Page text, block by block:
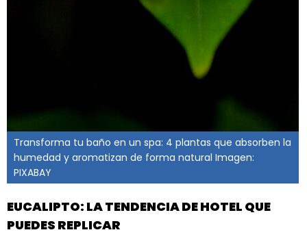
Transforma tu baño en un spa: 4 plantas que absorben la
humedad y aromatizan de forma natural Imagen:
PIXABAY
EUCALIPTO: LA TENDENCIA DE HOTEL QUE
PUEDES REPLICAR